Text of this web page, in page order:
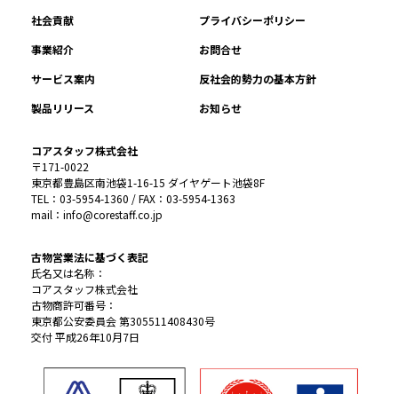
社会貢献
プライバシーポリシー
事業紹介
お問合せ
サービス案内
反社会的勢力の基本方針
製品リリース
お知らせ
コアスタッフ株式会社
〒171-0022
東京都豊島区南池袋1-16-15 ダイヤゲート池袋8F
TEL：03-5954-1360 / FAX：03-5954-1363
mail：info@corestaff.co.jp
古物営業法に基づく表記
氏名又は名称：
コアスタッフ株式会社
古物商許可番号：
東京都公安委員会 第305511408430号
交付 平成26年10月7日